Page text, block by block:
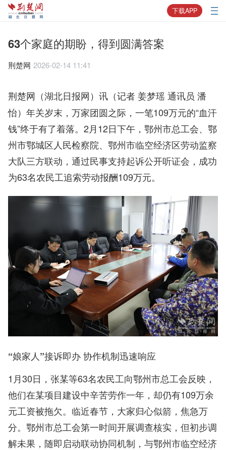
下载APP
63个家庭的期盼，得到圆满答案
荆楚网 2026-02-14 11:41
荆楚网（湖北日报网）讯 （记者 姜梦瑶 通讯员 潘
怡）年关岁末，万家团圆之际，一笔109万元的“血汗
钱”终于有了着落。2月12日下午，鄂州市总工会、鄂
州市鄂城区人民检察院、鄂州市临空经济区劳动监察
大队三方联动，通过民事支持起诉公开听证会，成功
为63名农民工追索劳动报酬109万元。
“娘家人”接诉即办 协作机制迅速响应
1月30日，张某等63名农民工向鄂州市总工会反映，
他们在某项目建设中辛苦劳作一年，却仍有109万余
元工资被拖欠。临近春节，大家归心似箭，焦急万
分。鄂州市总工会第一时间开展调查核实，但初步调
解未果，随即启动联动协同机制，与鄂州市临空经济